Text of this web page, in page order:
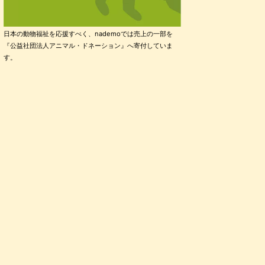
日本の動物福祉を応援すべく、nademoでは売上の一部を
『公益社団法人アニマル・ドネーション』へ寄付していま
す。